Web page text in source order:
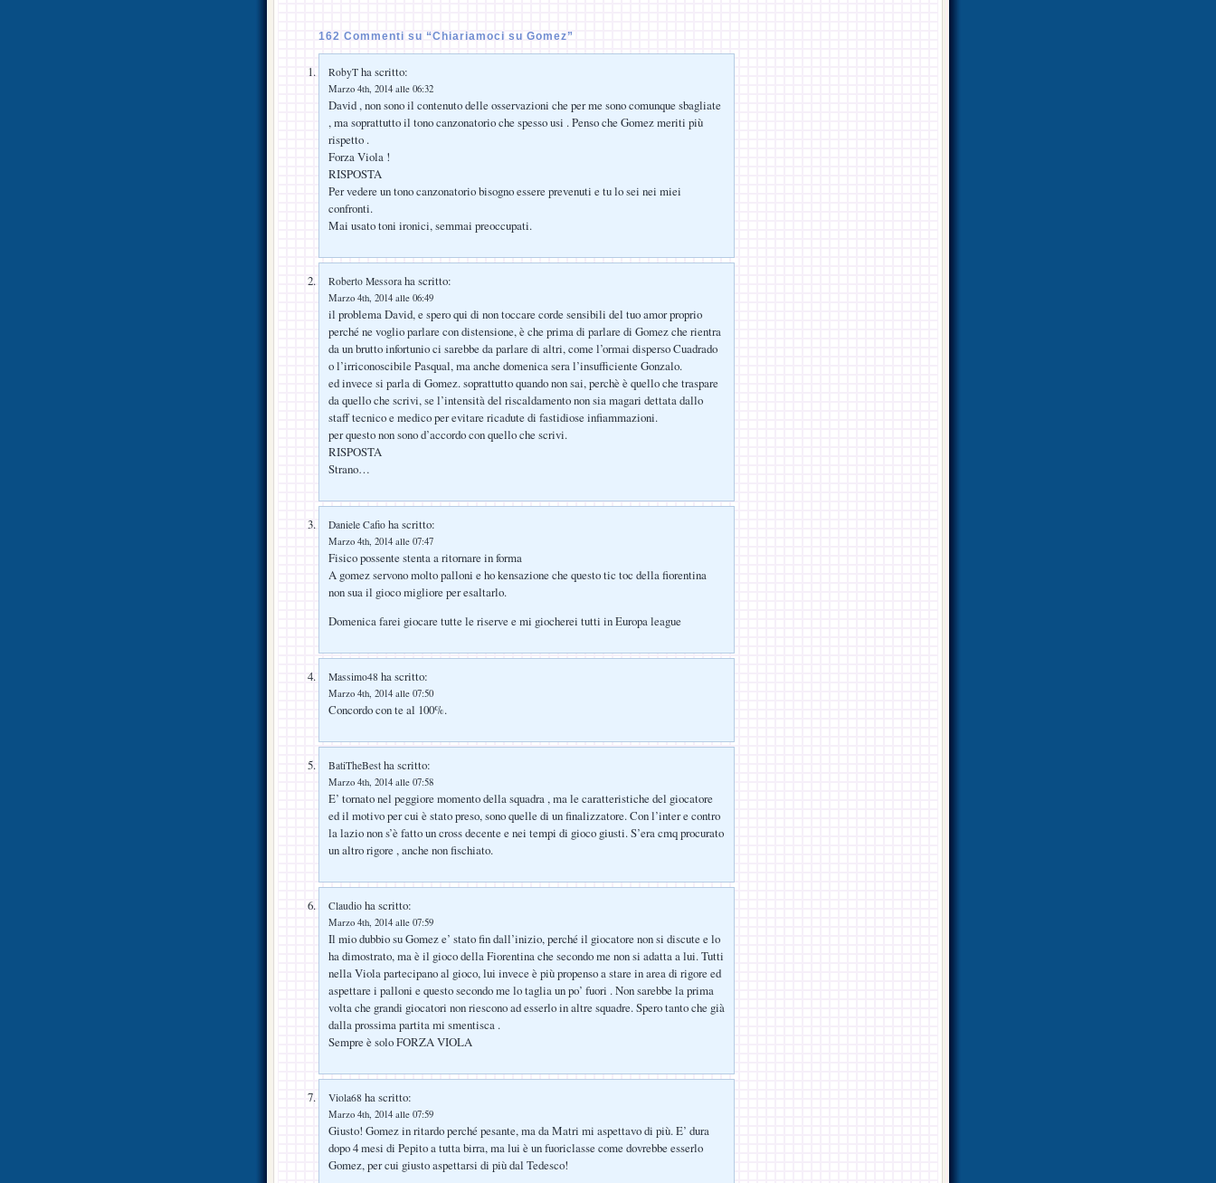
162 Commenti su “Chiariamoci su Gomez”
RobyT ha scritto:
Marzo 4th, 2014 alle 06:32
David , non sono il contenuto delle osservazioni che per me sono comunque sbagliate
, ma soprattutto il tono canzonatorio che spesso usi . Penso che Gomez meriti più
rispetto .
Forza Viola !
RISPOSTA
Per vedere un tono canzonatorio bisogno essere prevenuti e tu lo sei nei miei
confronti.
Mai usato toni ironici, semmai preoccupati.
Roberto Messora ha scritto:
Marzo 4th, 2014 alle 06:49
il problema David, e spero qui di non toccare corde sensibili del tuo amor proprio
perché ne voglio parlare con distensione, è che prima di parlare di Gomez che rientra
da un brutto infortunio ci sarebbe da parlare di altri, come l’ormai disperso Cuadrado
o l’irriconoscibile Pasqual, ma anche domenica sera l’insufficiente Gonzalo.
ed invece si parla di Gomez. soprattutto quando non sai, perchè è quello che traspare
da quello che scrivi, se l’intensità del riscaldamento non sia magari dettata dallo
staff tecnico e medico per evitare ricadute di fastidiose infiammazioni.
per questo non sono d’accordo con quello che scrivi.
RISPOSTA
Strano…
Daniele Cafio ha scritto:
Marzo 4th, 2014 alle 07:47
Fisico possente stenta a ritornare in forma
A gomez servono molto palloni e ho kensazione che questo tic toc della fiorentina
non sua il gioco migliore per esaltarlo.
Domenica farei giocare tutte le riserve e mi giocherei tutti in Europa league
Massimo48 ha scritto:
Marzo 4th, 2014 alle 07:50
Concordo con te al 100%.
BatiTheBest ha scritto:
Marzo 4th, 2014 alle 07:58
E’ tornato nel peggiore momento della squadra , ma le caratteristiche del giocatore
ed il motivo per cui è stato preso, sono quelle di un finalizzatore. Con l’inter e contro
la lazio non s’è fatto un cross decente e nei tempi di gioco giusti. S’era cmq procurato
un altro rigore , anche non fischiato.
Claudio ha scritto:
Marzo 4th, 2014 alle 07:59
Il mio dubbio su Gomez e’ stato fin dall’inizio, perché il giocatore non si discute e lo
ha dimostrato, ma è il gioco della Fiorentina che secondo me non si adatta a lui. Tutti
nella Viola partecipano al gioco, lui invece è più propenso a stare in area di rigore ed
aspettare i palloni e questo secondo me lo taglia un po’ fuori . Non sarebbe la prima
volta che grandi giocatori non riescono ad esserlo in altre squadre. Spero tanto che già
dalla prossima partita mi smentisca .
Sempre è solo FORZA VIOLA
Viola68 ha scritto:
Marzo 4th, 2014 alle 07:59
Giusto! Gomez in ritardo perché pesante, ma da Matri mi aspettavo di più. E’ dura
dopo 4 mesi di Pepito a tutta birra, ma lui è un fuoriclasse come dovrebbe esserlo
Gomez, per cui giusto aspettarsi di più dal Tedesco!